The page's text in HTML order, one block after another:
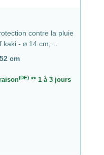
- ⌀ 14 cm,
cm
(DE)** 1 à 3 jours